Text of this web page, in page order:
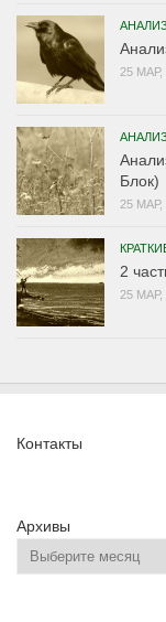
25 МАР,
Блок)
25 МАР,
2
25 МАР,
Контакты
Архивы